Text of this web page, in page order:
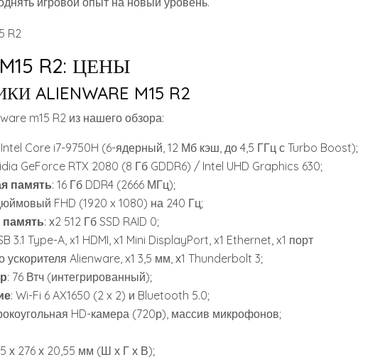
M15 R2: ЦЕНЫ
ALIENWARE M15 R2
m15 R2 из нашего обзора:
Intel Core i7-9750H (6-ядерный, 12 Мб кэш, до 4,5 ГГц с Turbo Boost);
GeForce RTX 2080 (8 Гб GDDR6) / Intel UHD Graphics 630;
память: 16 Гб DDR4 (2666 МГц);
FHD (1920 x 1080) на 240 Гц;
: х2 512 Гб SSD RAID 0;
3.1 Type-A, x1 HDMI, x1 Mini DisplayPort, x1 Ethernet, x1 порт
ускорителя Alienware, x1 3,5 мм, х1 Thunderbolt 3;
: 76 Втч (интегрированный);
: Wi-Fi 6 AX1650 (2 x 2) и Bluetooth 5.0;
HD-камера (720р), массив микрофонов;
х 276 х 20,55 мм (Ш х Г х В);